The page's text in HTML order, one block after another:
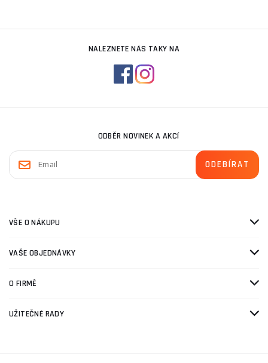
NALEZNETE NÁS TAKY NA
ODBĚR NOVINEK A AKCÍ
VŠE O NÁKUPU
VAŠE OBJEDNÁVKY
O FIRMĚ
UŽITEČNÉ RADY